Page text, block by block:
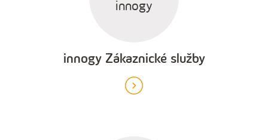
innogy Zákaznické služby